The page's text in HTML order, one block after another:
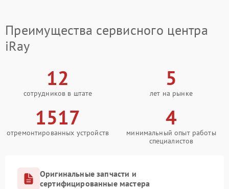
Преимущества сервисного центра
iRay
12
сотрудников в штате
5
лет на рынке
1517
отремонтированных устройств
4
минимальный опыт работы
специалистов
Оригинальные запчасти и
сертифицированные мастера